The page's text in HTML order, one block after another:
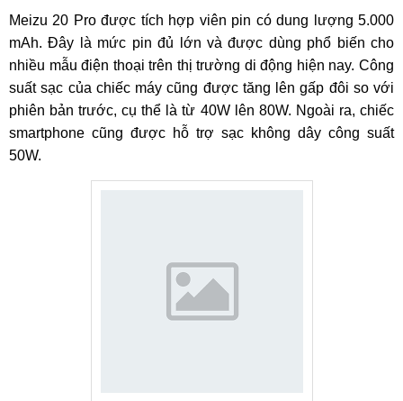
Meizu 20 Pro được tích hợp viên pin có dung lượng 5.000
mAh. Đây là mức pin đủ lớn và được dùng phổ biến cho
nhiều mẫu điện thoại trên thị trường di động hiện nay. Công
suất sạc của chiếc máy cũng được tăng lên gấp đôi so với
phiên bản trước, cụ thể là từ 40W lên 80W. Ngoài ra, chiếc
smartphone cũng được hỗ trợ sạc không dây công suất
50W.